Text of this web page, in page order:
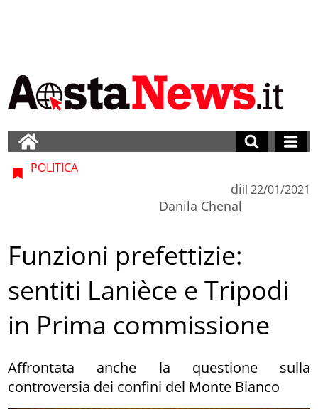
POLITICA
di
Danila Chenal
il 22/01/2021
Funzioni prefettizie:
sentiti Lanièce e Tripodi
in Prima commissione
Affrontata anche la questione sulla
controversia dei confini del Monte Bianco